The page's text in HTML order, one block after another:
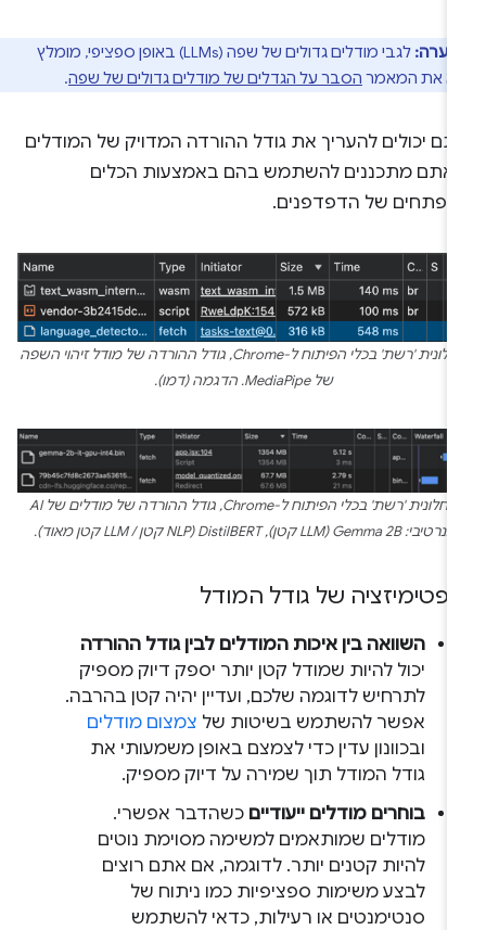
הערה:
לגבי מודלים גדולים של שפה (LLMs) באופן ספציפי, מומלץ
את המאמרהסבר על הגדלים של מודלים גדולים של שפה.
יכולים להעריך את גודל ההורדה המדויק של המודלים
מתכננים להשתמש בהם באמצעות הכלים
של הדפדפנים.
בחלונית 'רשת' בכלי הפיתוח ל-Chrome, גודל ההורדה של מודל זיהוי השפה
בחלונית 'רשת' בכלי הפיתוח ל-Chrome, גודל ההורדה של מודלים של AI
גנרטיבי: Gemma 2B‏ (LLM קטן), DistilBERT‏ (NLP קטן / LLM קטן מאוד).
של גודל המודל
השוואה בין איכות המודלים לבין גודל ההורדה
יכול להיות שמודל קטן יותר יספק דיוק מספיק
לתרחיש לדוגמה שלכם, ועדיין יהיה קטן בהרבה.
אפשר להשתמש בשיטות שלצמצום מודלים
ובכוונון עדין כדי לצמצם באופן משמעותי את
גודל המודל תוך שמירה על דיוק מספיק.
בוחרים מודלים ייעודייםכשהדבר אפשרי.
מודלים שמותאמים למשימה מסוימת נוטים
להיות קטנים יותר. לדוגמה, אם אתם רוצים
לבצע משימות ספציפיות כמו ניתוח של
סנטימנטים או רעילות, כדאי להשתמש